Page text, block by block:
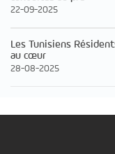
22-09-2025
Les Tunisiens
au cœur
28-08-2025